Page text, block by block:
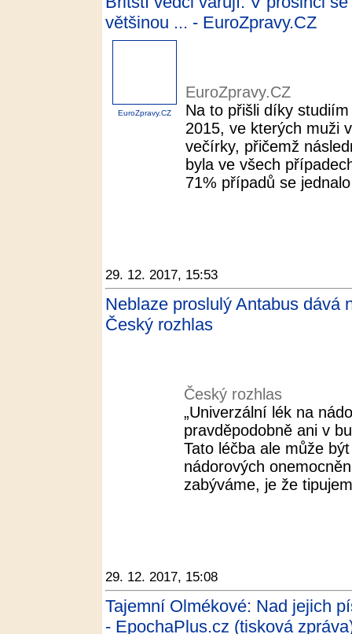
většinou ... - EuroZpravy.CZ
EuroZpravy.CZ
EuroZpravy.CZ
Na to přišli díky
2015, ve kterých muži
večírky, přičemž
byla ve všech
71% případů se
29. 12. 2017, 15:53
Neblaze proslulý Antabus dává
Český rozhlas
Český rozhlas
„Univerzální lék na
pravděpodobně ani v
Tato léčba ale může
nádorových
zabýváme, je že
29. 12. 2017, 15:08
Tajemní Olmékové: Nad jejich
- EpochaPlus.cz (tisková